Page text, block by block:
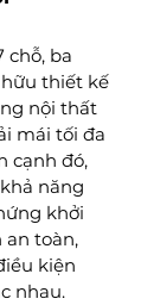
chỗ, ba
hữu thiết kế
nội thất
mái tối đa
cạnh đó,
năng
khởi
an toàn,
kiện
nhau.